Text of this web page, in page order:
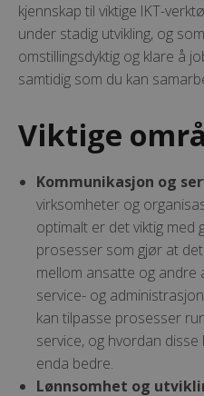
kjennskap til viktige IKT-
under stadig utvikling, og
omstillingsdyktig og klare å
samtidig som du kan
Viktige
Kommunikasjon og
virksomheter og
optimalt er det viktig med
prosesser som gjør at
mellom ansatte og andre
service- og
kan tilpasse prosesser
service, og hvordan
enda bedre.
Lønnsomhet og